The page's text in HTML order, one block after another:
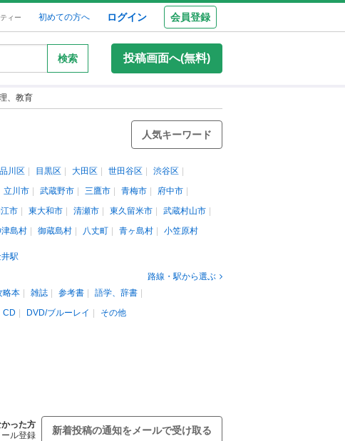
ィー 初めての方へ ログイン 会員登録
検索 投稿画面へ(無料)
、教育
人気キーワード
品川区 目黒区 大田区 世田谷区
渋谷区
立川市 武蔵野市 三鷹市 青梅市
府中市
市 東大和市 清瀬市 東久留米市
武蔵村山市
島村 御蔵島村 八丈町 青ヶ島村 小笠原村
駅
路線・駅から選ぶ
略本 雑誌 参考書
語学、辞書
CD DVD/ブルーレイ その他
った方
ル登録
新着投稿の通知をメールで受け取る